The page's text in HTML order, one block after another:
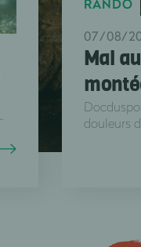
RANDO
07/08/
Mal
douleurs